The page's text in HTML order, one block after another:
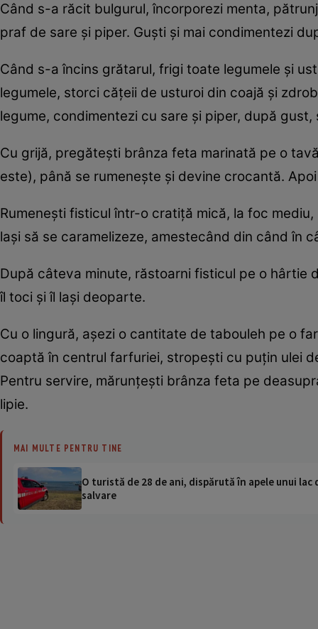
Când s-a răcit bulgurul, încorporezi menta,
praf de sare şi piper. Guşti şi mai condimentezi
Când s-a încins grătarul, frigi toate legumele şi
legumele, storci căţeii de usturoi din coajă şi
legume, condimentezi cu sare şi piper, după gust,
Cu grijă, pregăteşti brânza feta marinată pe o
este), până se rumeneşte şi devine crocantă.
Rumeneşti fisticul într-o cratiţă mică, la foc
laşi să se caramelizeze, amestecând din când în
După câteva minute, răstoarni fisticul pe o hârtie
îl toci şi îl laşi deoparte.
Cu o lingură, aşezi o cantitate de tabouleh pe o
coaptă în centrul farfuriei, stropeşti cu puţin ulei
Pentru servire, mărunţeşti brânza feta pe
lipie.
MAI MULTE PENTRU TINE
O turistă de 28 de ani, dispărută în apele unui
salvare